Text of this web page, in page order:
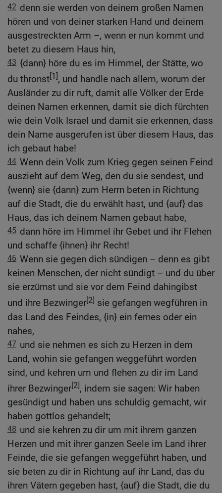
42 denn sie werden von deinem großen Namen
hören und von deiner starken Hand und deinem
ausgestreckten Arm –, wenn er nun kommt und
betet zu diesem Haus hin,
43 {dann} höre du es im Himmel, der Stätte, wo
du thronst[1], und handle nach allem, worum der
Ausländer zu dir ruft, damit alle Völker der Erde
deinen Namen erkennen, damit sie dich fürchten
wie dein Volk Israel und damit sie erkennen, dass
dein Name ausgerufen ist über diesem Haus, das
ich gebaut habe!
44 Wenn dein Volk zum Krieg gegen seinen Feind
auszieht auf dem Weg, den du sie sendest, und
{wenn} sie {dann} zum Herrn beten in Richtung
auf die Stadt, die du erwählt hast, und {auf} das
Haus, das ich deinem Namen gebaut habe,
45 dann höre im Himmel ihr Gebet und ihr Flehen
und schaffe {ihnen} ihr Recht!
46 Wenn sie gegen dich sündigen – denn es gibt
keinen Menschen, der nicht sündigt – und du über
sie erzürnst und sie vor dem Feind dahingibst
und ihre Bezwinger[2] sie gefangen wegführen in
das Land des Feindes, {in} ein fernes oder ein
nahes,
47 und sie nehmen es sich zu Herzen in dem
Land, wohin sie gefangen weggeführt worden
sind, und kehren um und flehen zu dir im Land
ihrer Bezwinger[2], indem sie sagen: Wir haben
gesündigt und haben uns schuldig gemacht, wir
haben gottlos gehandelt;
48 und sie kehren zu dir um mit ihrem ganzen
Herzen und mit ihrer ganzen Seele im Land ihrer
Feinde, die sie gefangen weggeführt haben, und
sie beten zu dir in Richtung auf ihr Land, das du
ihren Vätern gegeben hast, {auf} die Stadt, die du